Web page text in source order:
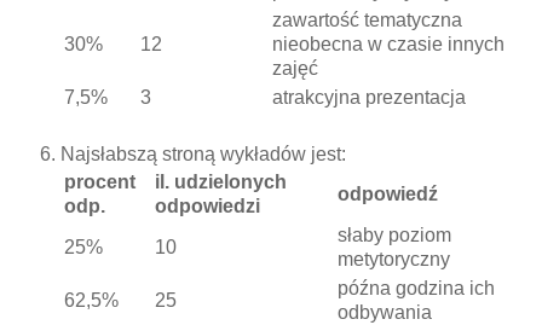
30% 12
zawartość tematyczna
nieobecna w czasie innych
zajęć
7,5%
3 atrakcyjna prezentacja
Najsłabszą stroną wykładów jest:
procent
odp.
il. udzielonych
odpowiedzi
odpowiedź
25% 10
słaby poziom
metytoryczny
62,5%
25
późna godzina ich
odbywania